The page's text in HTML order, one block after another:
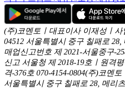
(주)코멘토ㅣ대표이사 이재성ㅣ사
04512 서울특별시 중구 칠패로
매업신고번호 제 2021-서울중구-
신고 서울청 제 2018-19호ㅣ원격
격-376호 070-4154-0804(주)코멘토
서울특별시 중구 칠패로 28, 메리